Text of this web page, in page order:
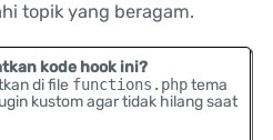
topik yang beragam.
kode hook ini?
di file functions.phptema
kustom agar tidak hilang saat